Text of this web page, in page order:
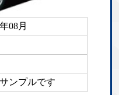
08月
ンプルです